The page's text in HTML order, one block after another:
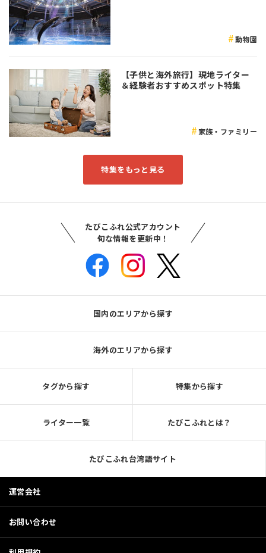
動物園
【子供と海外旅行】現地ライター
＆経験者おすすめスポット特集
家族・ファミリー
特集をもっと見る
たびこふれ公式アカウント
旬な情報を更新中！
国内のエリアから探す
海外のエリアから探す
タグから探す 特集から探す
ライター一覧 たびこふれとは？
たびこふれ台湾語サイト
運営会社
お問い合わせ